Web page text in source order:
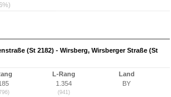
(St 2182) - Wirsberg, Wirsberger Straße (St
L-Rang
1.354
(941)
Land
BY